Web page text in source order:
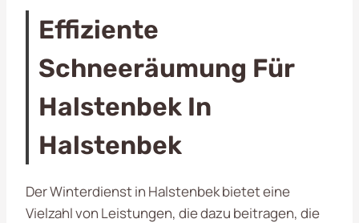
Effiziente
Schneeräumung Für
Halstenbek In
Halstenbek
Der Winterdienst in Halstenbek bietet eine
Vielzahl von Leistungen, die dazu beitragen, die